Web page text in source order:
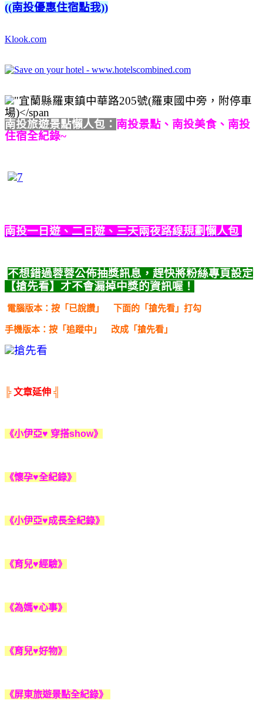
((南投優惠住宿點我))
Klook.com
南投旅遊景點懶人包： 南投景點、南投美食、南投
住宿全紀錄~
南投一日遊、二日遊、三天兩夜路線規劃懶人包
不想錯過蓉蓉公佈抽獎訊息，趕快將粉絲專頁設定
【搶先看】 才不會漏掉中獎的資訊喔！
電腦版本：按「已說讚」 下面的「搶先看」打勾
手機版本：按「追蹤中」 改成「搶先看」
╠文章延伸 ╣
《小伊亞♥ 穿搭show》
《懷孕♥全紀錄》
《小伊亞♥成長全紀錄》
《育兒♥經驗》
《為媽♥心事》
《育兒♥好物》
《屏東旅遊景點全紀錄》